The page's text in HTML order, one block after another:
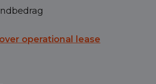
operational lease